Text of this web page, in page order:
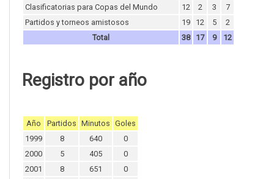
Clasificatorias para Copas del Mundo
12 2 3
7
Partidos y torneos amistosos
19 12 5
2
Total
38 17 9 12
Registro por año
Año Partidos Minutos Goles
1999
8 640
0
2000
5 405
0
2001
8 651
0